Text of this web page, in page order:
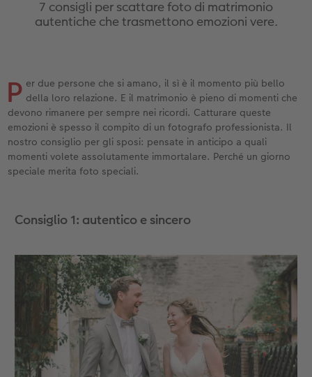
Custodia personalizzata
Copertina in pelle e lino
Primi passi
Come ordinare
Coffeetable Book «Art Collection»
CEWE myPhotos
Accessori
Nature Prints
Foto adesivi
Foto istantanee
Fototessere biometriche
Poster con mappa
Plexiglas
Poster in alluminio
Foto su legno
Mosaico
Consigli decorazione murale
CEWE myPhotos
Altre occasioni
Cartoline postali
Cartoline singole con spedizione diretta
CEWE myPhotos
Giochi
Faber-Castell
Stampe artistiche
Foto-box regalo
CEWE myPhotos
Barattolo per croccantini con foto
Novità
Cover in silicone
Cover in legno
Cover cellulare con tracolla
Con design
Calendari da parete con design
Calendario da parete A3
Calendario da tavolo quadrato
CEWE myPhotos
per il compleanno
Fotoregali per Pasqua
per gli sposi
per l’addio al nubilato
Matrimonio
Storie dei clienti
App
7 consigli per scattare foto di matrimonio
autentiche che trasmettono emozioni vere.
P er due persone che si amano, il sì è il momento più bello
della loro relazione. E il matrimonio è pieno di momenti che
devono rimanere per sempre nei ricordi. Catturare queste
emozioni è spesso il compito di un fotografo professionista. Il
nostro consiglio per gli sposi: pensate in anticipo a quali
momenti volete assolutamente immortalare. Perché un giorno
speciale merita foto speciali.
Consiglio 1: autentico e sincero